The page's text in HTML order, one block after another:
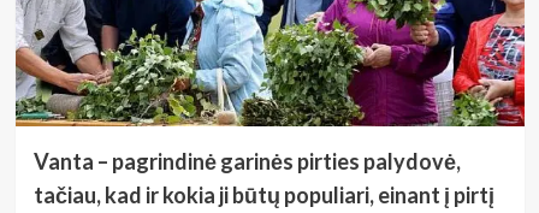
Vanta – pagrindinė garinės pirties palydovė,
tačiau, kad ir kokia ji būtų populiari, einant į pirtį